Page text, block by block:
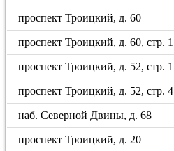
проспект Троицкий, д. 60
проспект Троицкий, д. 60, стр. 1
проспект Троицкий, д. 52, стр. 1
проспект Троицкий, д. 52, стр. 4
наб. Северной Двины, д. 68
проспект Троицкий, д. 20